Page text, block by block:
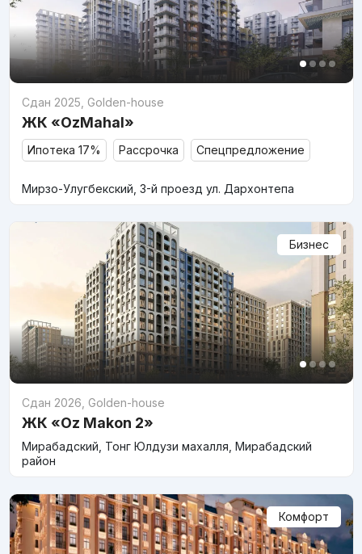
Сдан 2025 Golden-house
ЖК «OzMahal»
Ипотека 17% Рассрочка Спецпредложение
Мирзо-Улугбекский, 3-й проезд ул. Дархонтепа
Бизнес
Сдан 2026 Golden-house
ЖК «Oz Makon 2»
Мирабадский, Тонг Юлдузи махалля, Мирабадский
район
Комфорт